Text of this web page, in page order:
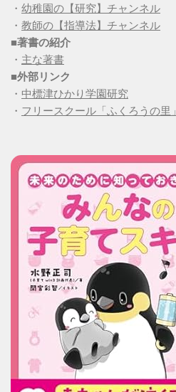
・ 幼稚園の【研究】チャンネル
・ 教師の【指導法】チャンネル
■著書の紹介
・ 主な著書
■外部リンク
・ 中標津ひかり学園研究
・ フリースクール「ふくろうの里」